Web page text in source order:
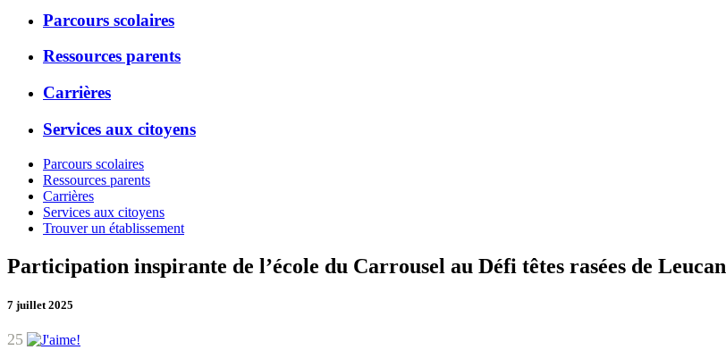
Parcours scolaires
Ressources parents
Carrières
Services aux citoyens
Parcours scolaires
Ressources parents
Carrières
Services aux citoyens
Trouver un établissement
Participation inspirante de l’école du Carrousel au Défi têtes rasées de Leucan
7 juillet 2025
25